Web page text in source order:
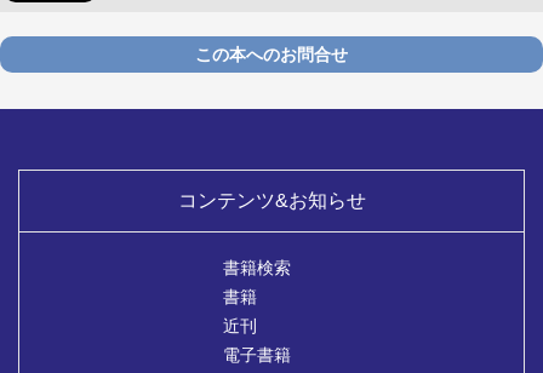
この本へのお問合せ
コンテンツ&お知らせ
書籍検索
書籍
近刊
電子書籍